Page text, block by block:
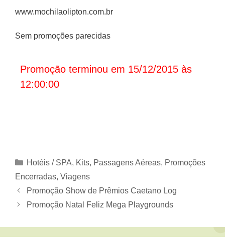
www.mochilaolipton.com.br
Sem promoções parecidas
Promoção terminou em 15/12/2015 às
12:00:00
Categorias
Hotéis / SPA, Kits, Passagens Aéreas, Promoções
Encerradas, Viagens
Promoção Show de Prêmios Caetano Log
Promoção Natal Feliz Mega Playgrounds